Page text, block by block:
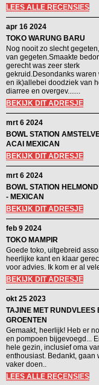
LEES ALLE RECENSIES
apr 16 2024
TOKO WARUNG BARU
Nog nooit zo slecht
van gegeten.Smaakte
gerecht was zeer sterk
gekruid.Desondanks waren
en ik)allebei doodziek van
diarree en overgev.......
BEKIJK DIT ADRESJE
mrt 6 2024
BOWL STATION
ACAI MEXICAN
BEKIJK DIT ADRESJE
mrt 6 2024
BOWL STATION
- MEXICAN
BEKIJK DIT ADRESJE
feb 9 2024
TOKO MAMPIR
Goede toko, uitgebreid
heerlijke kant en klaar
voor advies. Ik kom er al
BEKIJK DIT ADRESJE
okt 25 2023
TAJINE MET RUNDVLEES
GROENTEN
Gemaakt, heerlijk! Heb er
en pompoen bijgevoegd...
hele gezin, inclusief oma
enthousiast. Bedankt, gaan
vaker doen..
LEES ALLE RECENSIES